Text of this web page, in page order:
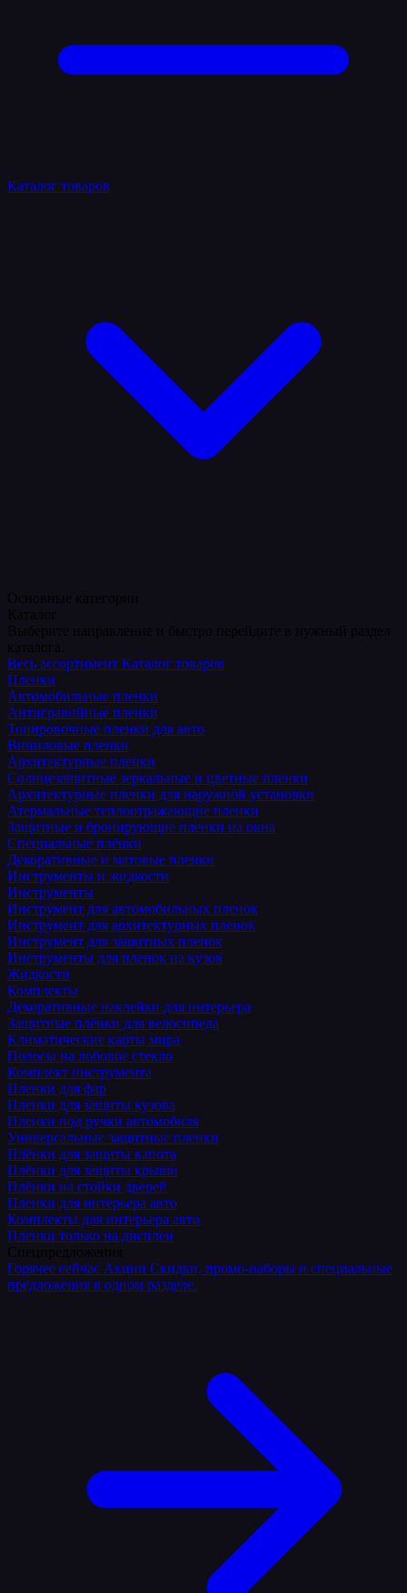
Каталог товаров
Весь ассортимент Каталог товаров
Пленки
Автомобильные пленки
Антигравийные пленки
Тонировочные пленки для авто
Виниловые пленки
Архитектурные пленки
Солнцезащитные зеркальные и цветные пленки
Архитектурные пленки для наружной установки
Атермальные теплоотражающие пленки
Защитные и бронирующие пленки на окна
Специальные плёнки
Декоративные и матовые пленки
Инструменты и жидкости
Инструменты
Инструмент для автомобильных пленок
Инструмент для архитектурных пленок
Инструмент для защитных пленок
Инструменты для пленок на кузов
Жидкости
Комплекты
Декоративные наклейки для интерьера
Защитные плёнки для велосипеда
Климатические карты мира
Полосы на лобовое стекло
Комплект инструмента
Пленки для фар
Пленки для защиты кузова
Пленки под ручки автомобиля
Универсальные защитные пленки
Плёнки для защиты капота
Плёнки для защиты крыши
Плёнки на стойки дверей
Пленки для интерьера авто
Комплекты для интерьера авто
Пленки только на дисплеи
Горячее сейчас Акции Скидки, промо-наборы и специальные
предложения в одном разделе.